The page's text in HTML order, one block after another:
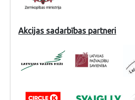
Akcijas sadarbības partneri